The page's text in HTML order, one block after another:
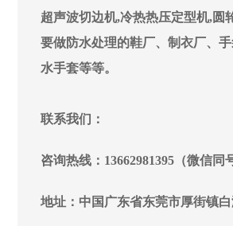
超声波切边机,冷热热压定型机,圆
要做防水处理的鞋厂、制衣厂、
水手套等等。
联系我们：
咨询热线：13662981395（微信同
地址：中国广东省东莞市厚街镇